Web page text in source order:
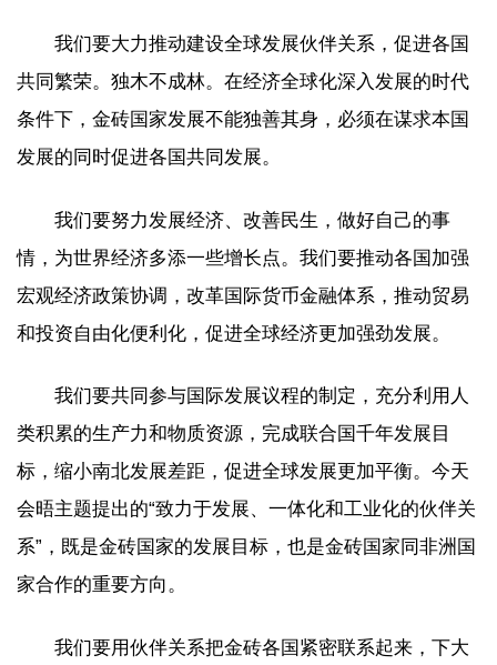
我们要大力推动建设全球发展伙伴关系，促进各国
共同繁荣。独木不成林。在经济全球化深入发展的时代
条件下，金砖国家发展不能独善其身，必须在谋求本国
发展的同时促进各国共同发展。
我们要努力发展经济、改善民生，做好自己的事
情，为世界经济多添一些增长点。我们要推动各国加强
宏观经济政策协调，改革国际货币金融体系，推动贸易
和投资自由化便利化，促进全球经济更加强劲发展。
我们要共同参与国际发展议程的制定，充分利用人
类积累的生产力和物质资源，完成联合国千年发展目
标，缩小南北发展差距，促进全球发展更加平衡。今天
会晤主题提出的“致力于发展、一体化和工业化的伙伴关
系”，既是金砖国家的发展目标，也是金砖国家同非洲国
家合作的重要方向。
我们要用伙伴关系把金砖各国紧密联系起来，下大